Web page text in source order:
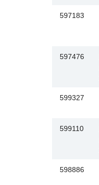
597183
597476
599327
599110
598886